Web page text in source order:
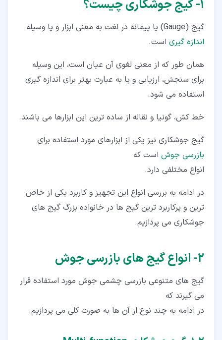
۱‏- گیج جوشکاری چیست؟
گیج (Gauge) یا پیمانه در لغت به معنی ابزار و یا وسیله
اندازه گیری است.
همان طور که از معنی لغوی آن عیان است، این وسیله
برای سنجش، ارزیابی و یا به عبارت بهتر برای اندازه گیری
استفاده می­ شود.
خط کش، گونیا و نقاله از ساده ترین این ابزارها می­ باشند.
گیج جوشکاری نیز یکی از ابزارهای مورد استفاده برای
بازرسی جوش است که
انواع مختلفی دارد.
در ادامه به بررسی انواع این تجهیز و کاربرد یکی از خاص
ترین و پرکاربرد ترین گیج ها در خانواده بزرگ گیج­ های
جوشکاری می­ پردازیم.
۲‏- انواع گیج­ های بازرسی جوش
گیج ­های متنوعی بازرسی چشمی جوش مورد استفاده قرار
می ­گیرند که
در ادامه به چند نوع از آن ها به صورت کلی می ­پردازیم.